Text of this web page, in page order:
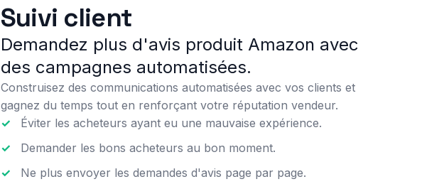
Suivi client
Demandez plus d'avis produit Amazon avec
des campagnes automatisées.
Construisez des communications automatisées avec vos clients et
gagnez du temps tout en renforçant votre réputation vendeur.
✓
Éviter les acheteurs ayant eu une mauvaise expérience.
✓
Demander les bons acheteurs au bon moment.
✓
Ne plus envoyer les demandes d'avis page par page.